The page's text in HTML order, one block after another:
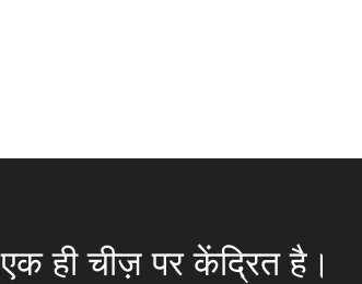
ही चीज़ पर केंद्रित है।